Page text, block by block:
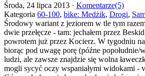
Środa, 24 lipca 2013 · Komentarze(5)
Kategoria 60-100, bike: Medżik, Drogi,
Środowy wariant z jeziorem w tle tym
dwie przełęcze - tam: jechałem przez
powrotem już przez Kocierz. W tygodniu
biorąc pod uwagę porę (późne popołudnie/
ludzi, ale zawsze znajdzie się wolna
mogli sycyć oczy wspaniałymi widokami -